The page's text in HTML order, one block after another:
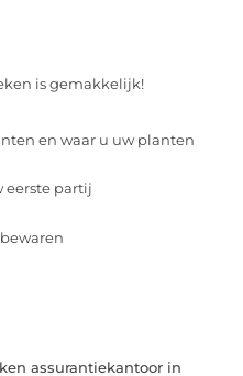
is gemakkelijk!
en waar u uw planten
eerste partij
assurantiekantoor in